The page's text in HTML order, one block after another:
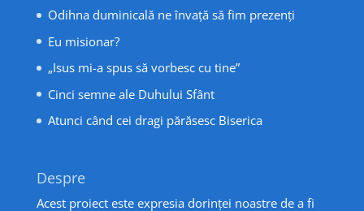
Odihna duminicală ne învață să fim prezenți
Eu misionar?
„Isus mi-a spus să vorbesc cu tine”
Cinci semne ale Duhului Sfânt
Atunci când cei dragi părăsesc Biserica
Despre
Acest proiect este expresia dorinței noastre de a fi